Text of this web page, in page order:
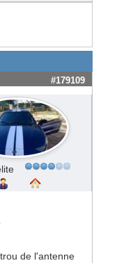
#179109
de l'antenne